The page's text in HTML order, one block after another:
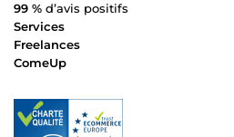
99 % d’avis positifs
Services
Freelances
ComeUp